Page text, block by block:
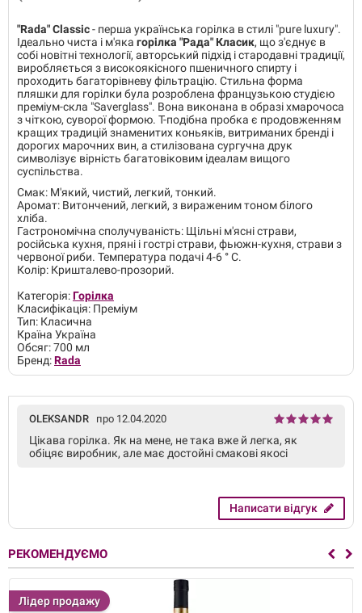
"Rada" Classic- перша українська горілка в стилі "pure luxury".
Ідеально чиста і м'яка горілка "Рада" Класик, що з'єднує в
собі новітні технології, авторський підхід і стародавні традиції,
виробляється з високоякісного пшеничного спирту і
проходить багаторівневу фільтрацію. Стильна форма
пляшки для горілки була розроблена французькою студією
преміум-скла "Saverglass". Вона виконана в образі хмарочоса
з чіткою, суворої формою. Т-подібна пробка є продовженням
кращих традицій знаменитих коньяків, витриманих бренді і
дорогих марочних вин, а стилізована сургучна друк
символізує вірність багатовіковим ідеалам вищого
суспільства.
Смак: М'який, чистий, легкий, тонкий.
Аромат: Витончений, легкий, з вираженим тоном білого
хліба.
Гастрономічна сполучуваність: Щільні м'ясні страви,
російська кухня, пряні і гострі страви, фьюжн-кухня, страви з
червоної риби. Температура подачі 4-6 ° C.
Колір: Кришталево-прозорий.
Категорія:Горілка
Класифікація: Преміум
Тип: Класична
Країна Україна
Обсяг: 700 мл
Бренд:Rada
OLEKSANDR про 12.04.2020
Цікава горілка. Як на мене, не така вже й легка, як
обіцяє виробник, але має достойні смакові якосі
Написати відгук
РЕКОМЕНДУЄМО
Лідер продажу